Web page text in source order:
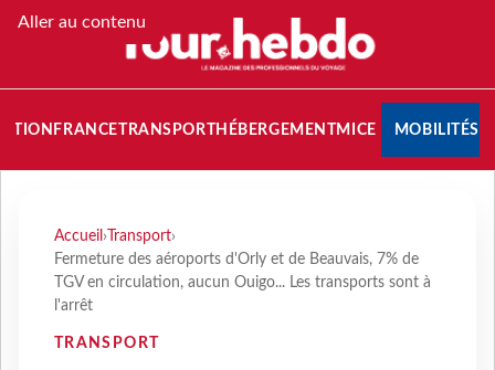
Aller au contenu
FRANCETRANSPORT HÉBERGEMENTMICE MOBILITÉS
Accueil › Transport›
Fermeture des aéroports d'Orly et de Beauvais, 7% de
TGV en circulation, aucun Ouigo... Les transports sont à
l'arrêt
TRANSPORT